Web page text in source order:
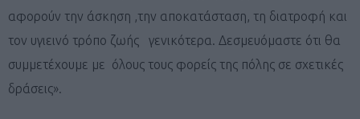
αφορούν την άσκηση ,την αποκατάσταση, τη διατροφή και
τον υγιεινό τρόπο ζωής γενικότερα. Δεσμευόμαστε ότι θα
συμμετέχουμε με όλους τους φορείς της πόλης σε σχετικές
δράσεις».